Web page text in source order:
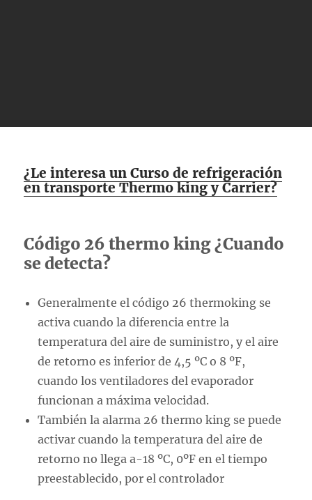
¿Le interesa un Curso de refrigeración
en transporte Thermo king y Carrier?
Código 26 thermo king ¿Cuando
se detecta?
Generalmente el código 26 thermoking se
activa cuando la diferencia entre la
temperatura del aire de suministro, y el aire
de retorno es inferior de 4,5 ºC o 8 ºF,
cuando los ventiladores del evaporador
funcionan a máxima velocidad.
También la alarma 26 thermo king se puede
activar cuando la temperatura del aire de
retorno no llega a-18 ºC, 0ºF en el tiempo
preestablecido, por el controlador